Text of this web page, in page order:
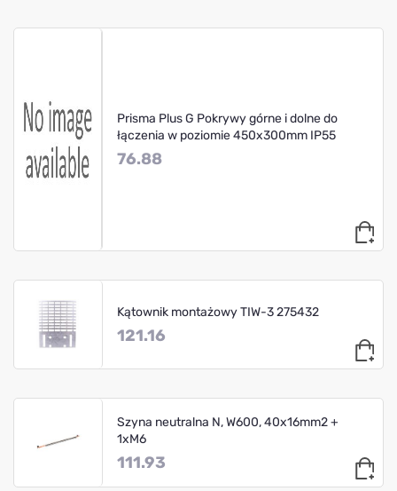
Prisma Plus G Pokrywy górne i dolne do
łączenia w poziomie 450x300mm IP55
76.88
Kątownik montażowy TIW-3 275432
121.16
Szyna neutralna N, W600, 40x16mm2 +
1xM6
111.93